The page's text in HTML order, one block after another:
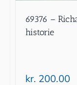
69376 –
historie
kr. 200.00